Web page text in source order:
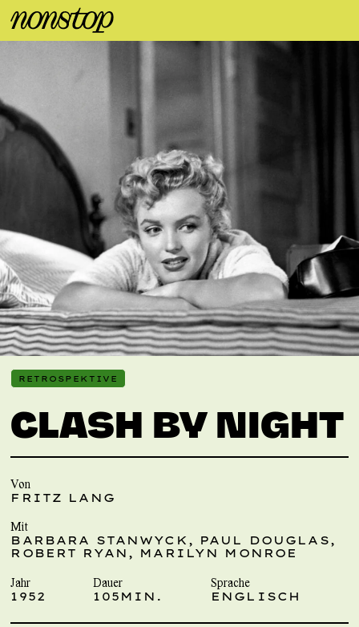
RETROSPEKTIVE
CLASH BY NIGHT
Von
FRITZ LANG
Mit
BARBARA STANWYCK, PAUL DOUGLAS,
ROBERT RYAN, MARILYN MONROE
Jahr
1952
Dauer
105MIN.
Sprache
ENGLISCH